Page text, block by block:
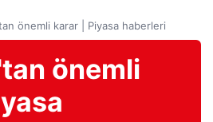
önemli karar | Piyasa haberleri
önemli